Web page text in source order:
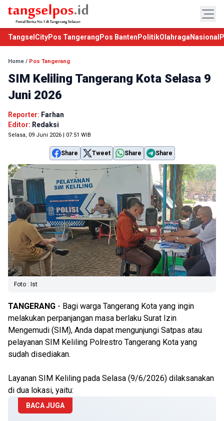
TangselCityPos Tangerang Pos Banten PolitikOlahraga Nasional
Home / Pos Tangerang
SIM Keliling Tangerang Kota Selasa 9
Juni 2026
Reporter: Farhan
Editor: Redaksi
Selasa, 09 Juni 2026 | 07:51 WIB
Share Tweet Share Share
Foto : Ist
TANGERANG - Bagi warga Tangerang Kota yang ingin
melakukan perpanjangan masa berlaku Surat Izin
Mengemudi (SIM), Anda dapat mengunjungi Satpas atau
pelayanan SIM Keliling Polrestro Tangerang Kota yang
sudah disediakan.
Layanan SIM Keliling pada Selasa (9/6/2026) dilaksanakan
di dua lokasi, yaitu:
BACA JUGA